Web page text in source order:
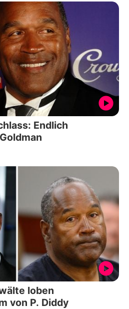
Endlich
loben
von P. Diddy